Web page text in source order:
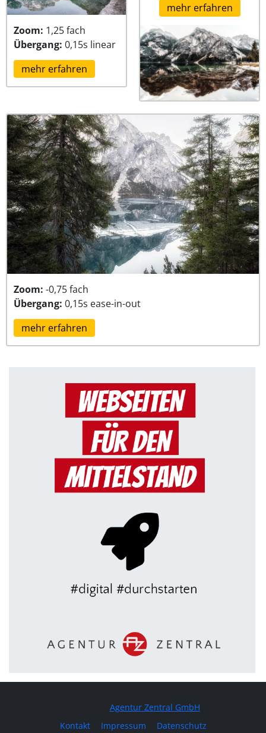
Zoom: 1,25 fach
Übergang: 0,15s linear
mehr erfahren
mehr erfahren
Zoom: -0,75 fach
Übergang: 0,15s ease-in-out
mehr erfahren
Agentur Zentral GmbH
Kontakt Impressum Datenschutz